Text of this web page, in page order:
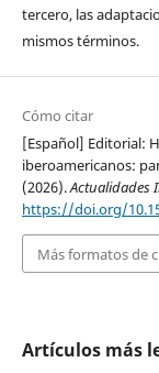
tercero, las
mismos términos.
Cómo citar
[Español] Editorial:
iberoamericanos:
(2026).Actualidades
https://doi.org/
Más formatos de
Artículos más